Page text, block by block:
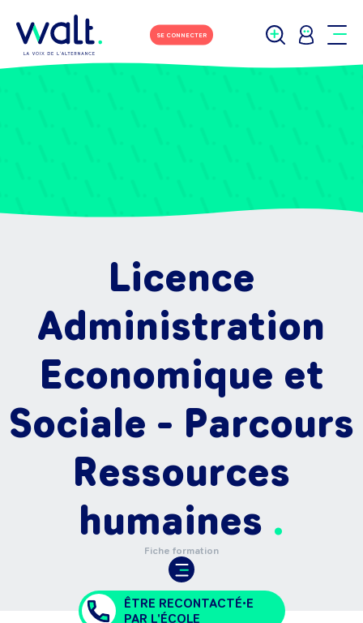
SE CONNECTER
Licence
Administration
Economique et
Sociale - Parcours
Ressources
humaines
Fiche formation
ÊTRE RECONTACTÉ•E
PAR L'ÉCOLE